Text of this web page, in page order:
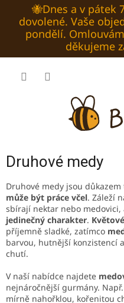
obsah
🐝Dnes a v pátek
dovolené. Vaše
pondělí.
děkujeme
Druhové medy
Druhové medy jsou důkazem
může být práce včel. Záleží
sbírají nektar nebo medovici,
jedinečný charakter.
příjemně sladké, zatímco
barvou, hutnější konzistencí
chutí.
V naší nabídce najdete
nejnáročnější gurmány.
mírně nahořklou, kořenitou